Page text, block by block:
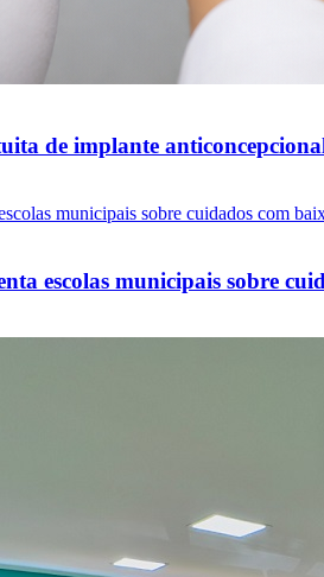
de implante
escolas municipais sobre